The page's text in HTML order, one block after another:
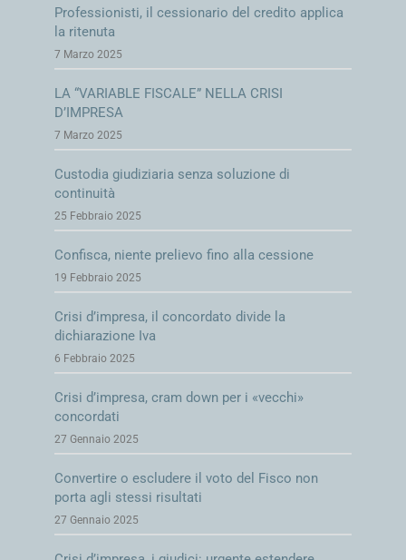
Professionisti, il cessionario del credito applica
la ritenuta
7 Marzo 2025
LA “VARIABLE FISCALE” NELLA CRISI
D’IMPRESA
7 Marzo 2025
Custodia giudiziaria senza soluzione di
continuità
25 Febbraio 2025
Confisca, niente prelievo fino alla cessione
19 Febbraio 2025
Crisi d’impresa, il concordato divide la
dichiarazione Iva
6 Febbraio 2025
Crisi d’impresa, cram down per i «vecchi»
concordati
27 Gennaio 2025
Convertire o escludere il voto del Fisco non
porta agli stessi risultati
27 Gennaio 2025